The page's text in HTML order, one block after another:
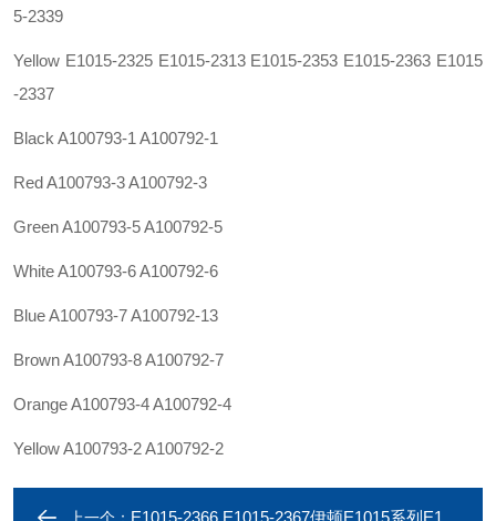
5-2339
Yellow E1015-2325 E1015-2313 E1015-2353 E1015-2363 E1015
-2337
Black A100793-1 A100792-1
Red A100793-3 A100792-3
Green A100793-5 A100792-5
White A100793-6 A100792-6
Blue A100793-7 A100792-13
Brown A100793-8 A100792-7
Orange A100793-4 A100792-4
Yellow A100793-2 A100792-2
E1015-2366 E1015-2367伊顿E1015系列E1015-2364 E1015-2365二通连接器